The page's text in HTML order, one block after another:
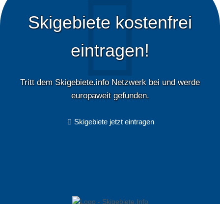
Skigebiete kostenfrei
eintragen!
Tritt dem Skigebiete.info Netzwerk bei und werde
europaweit gefunden.
Skigebiete jetzt eintragen